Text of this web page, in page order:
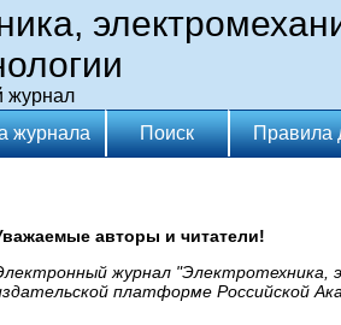
журнал
журнала Поиск Правила
авторы и читатели!
журнал "Электротехника,
платформе Российской